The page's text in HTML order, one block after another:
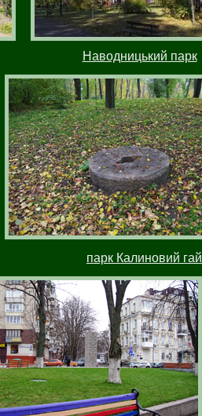
Наводницький парк
парк Калиновий гай